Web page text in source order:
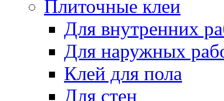
Плиточные клеи
Для внутренних
Для наружных
Клей для пола
Для стен